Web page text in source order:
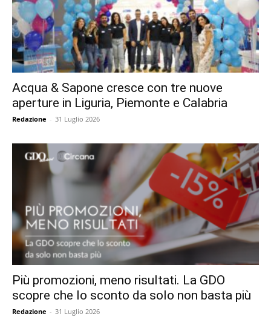
Acqua & Sapone cresce con tre nuove
aperture in Liguria, Piemonte e Calabria
Redazione - 31 Luglio 2026
Più promozioni, meno risultati. La GDO
scopre che lo sconto da solo non basta più
Redazione - 31 Luglio 2026